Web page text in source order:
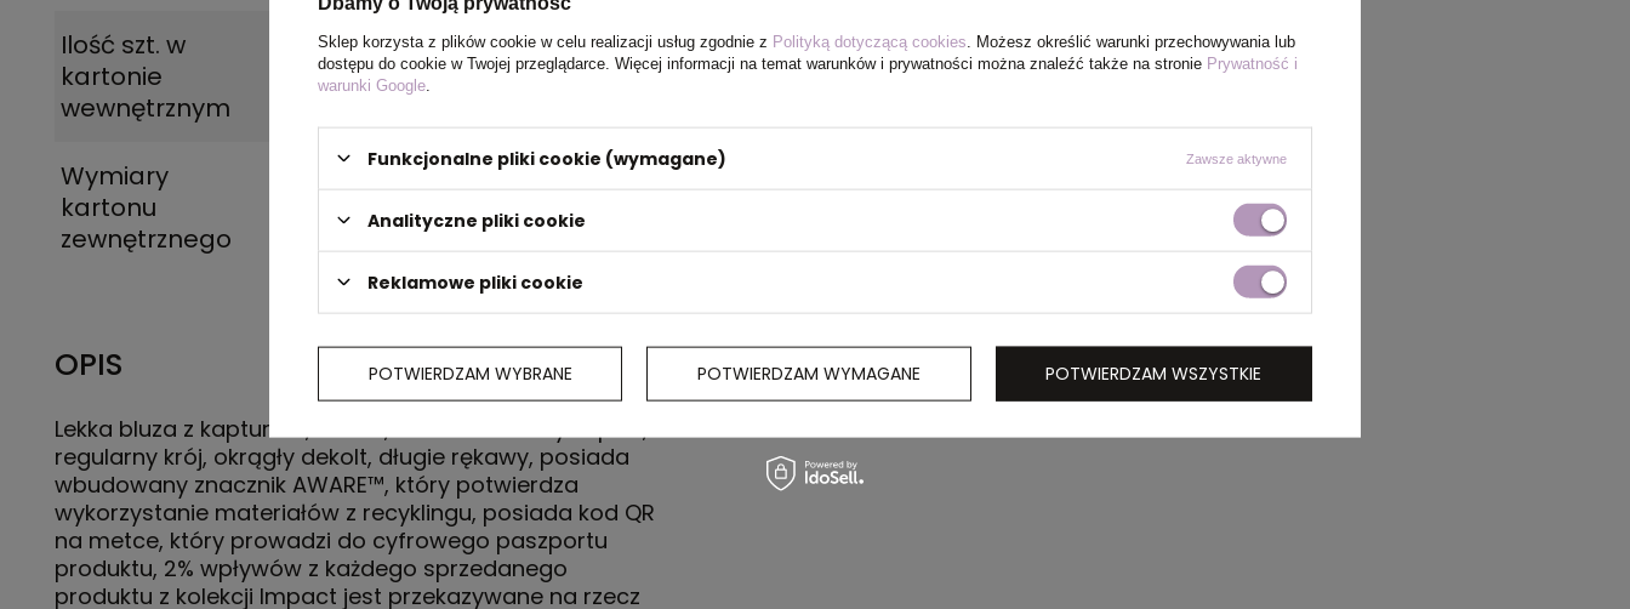
Ilość szt. w
kartonie
wewnętrznym
5
Wymiary
kartonu
zewnętrznego
60 x 40 x 40 cm
OPIS
Lekka bluza z kapturem, unisex, dwuwarstwowy kaptur,
regularny krój, okrągły dekolt, długie rękawy, posiada
wbudowany znacznik AWARE™, który potwierdza
wykorzystanie materiałów z recyklingu, posiada kod QR
na metce, który prowadzi do cyfrowego paszportu
produktu, 2% wpływów z każdego sprzedanego
produktu z kolekcji Impact jest przekazywane na rzecz
Sklep korzysta z plików cookie w celu realizacji usług zgodnie z Polityką dotyczącą cookies . Możesz określić warunki przechowywania lub
dostępu do cookie w Twojej przeglądarce. Więcej informacji na temat warunków i prywatności można znaleźć także na stronie Prywatność i
warunki Google
Funkcjonalne pliki cookie (wymagane) Zawsze aktywne
Analityczne pliki cookie
Reklamowe pliki cookie
POTWIERDZAM WYBRANE POTWIERDZAM WYMAGANE POTWIERDZAM WSZYSTKIE